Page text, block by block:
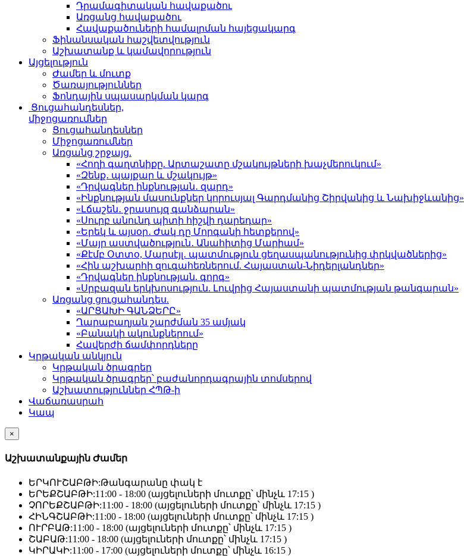
Դրամագիտական հավաքածու
Առցանց հավաքածու
Հավաքածուների համալրման հայեցակարգ
Ֆինանսական հաշվետվություն
Աշխատանք և կամավորություն
Այցելություն
Ժամեր և մուտք
Ծառայություններ
Ֆոնդային սպասարկման կարգ
Ցուցահանդեսներ,
միջոցառումներ
Ցուցահանդեսներ
Միջոցառումներ
Առցանց շրջայց.
«Հողի գաղտնիքը. Արտաշատը մշակույթների խաչմերուկում»
«Զենք․ պայքար և մշակույթ»
«Դրվագներ ինքնության․ զարդ»
«Ինքնության մասունքներ կորուսյալ Գարդմանից Շիրվանից և Նախիջևանից»
«Լճաշեն․ ջրասույզ գանձարան»
«Սուրբ անունդ պիտի հիշվի դարեդար»
«Երեկ և այսօր․ Ժակ դը Մորգանի հետքերով»
«Մայր աստվածություն․ Անահիտից Մարիամ»
«Քէմբ Օտտօ, Մարսէյլ․ պատմություն ցեղասպանությունից փրկվածներից»
«Հին աշխարհի զուգահեռներում. Հայաստան-Նիդերլանդներ»
«Դրվագներ ինքնության. գորգ»
«Սրբազան երկխոսություն. Լուվրից Հայաստանի պատմության թանգարան»
Առցանց ցուցահանդես.
«ԱՐՑԱԽԻ ԳԱՆՁԵՐԸ»
Ղարաբաղյան շարժման 35 ամյակ
«Բանակի ակունքներում»
Հավերժի ճամփորդները
Կրթական անկյուն
Կրթական ծրագրեր
Կրթական ծրագրեր՝ բաժանորդագրային տոմսերով
Աշխատություններ ՀՊԹ-ի
Վաճառասրահ
Կապ
×
Աշխատանքային Ժամեր
ԵՐԿՈՒՇԱԲԹԻ:Թանգարանը փակ է
ԵՐԵՔՇԱԲԹԻ:11:00 - 18:00 (այցելուների մուտքը՝ մինչև 17:15 )
ՉՈՐԵՔՇԱԲԹԻ:11:00 - 18:00 (այցելուների մուտքը՝ մինչև 17:15 )
ՀԻՆԳՇԱԲԹԻ:11:00 - 18:00 (այցելուների մուտքը՝ մինչև 17:15 )
ՈՒՐԲԱԹ:11:00 - 18:00 (այցելուների մուտքը՝ մինչև 17:15 )
ՇԱԲԱԹ:11:00 - 18:00 (այցելուների մուտքը՝ մինչև 17:15 )
ԿԻՐԱԿԻ:11:00 - 17:00 (այցելուների մուտքը՝ մինչև 16:15 )